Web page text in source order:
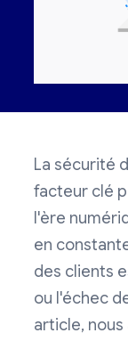
La sécurité
facteur clé
l'ère
en
des clients
ou l'échec
article,